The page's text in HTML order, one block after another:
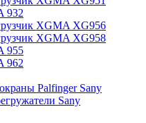
932
XGMA XG956
XGMA XG958
955
962
Palfinger Sany
Sany